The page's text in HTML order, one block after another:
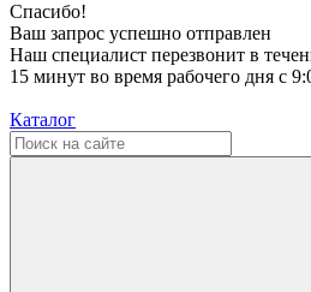
Спасибо!
Ваш запрос успешно отправлен
Наш специалист перезвонит в
15 минут во время рабочего дня с
Каталог